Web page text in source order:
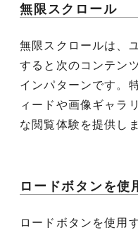
無限スクロール
無限スクロールは、
すると次のコンテン
インパターンです。
ィードや画像ギャラ
な閲覧体験を提供しま
ロードボタンを使
ロードボタンを使用